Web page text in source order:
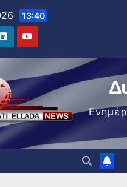
13:40